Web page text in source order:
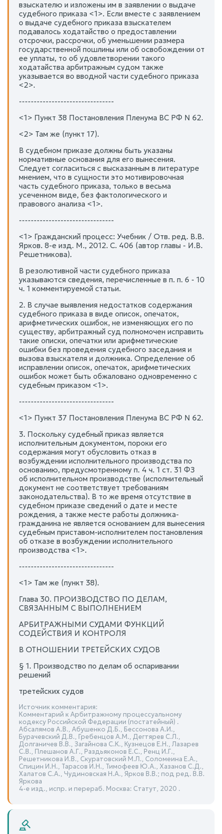
взыскателю и изложены им в заявлении о выдаче
судебного приказа <1>. Если вместе с заявлением
о выдаче судебного приказа взыскателем
подавалось ходатайство о предоставлении
отсрочки, рассрочки, об уменьшении размера
государственной пошлины или об освобождении от
ее уплаты, то об удовлетворении такого
ходатайства арбитражным судом также
указывается во вводной части судебного приказа
<2>.
--------------------------------
<1> Пункт 38 Постановления Пленума ВС РФ N 62.
<2> Там же (пункт 17).
В судебном приказе должны быть указаны
нормативные основания для его вынесения.
Следует согласиться с высказанным в литературе
мнением, что в сущности это мотивировочная
часть судебного приказа, только в весьма
усеченном виде, без фактологического и
правового анализа <1>.
--------------------------------
<1> Гражданский процесс: Учебник / Отв. ред. В.В.
Ярков. 8-е изд. М., 2012. С. 406 (автор главы - И.В.
Решетникова).
В резолютивной части судебного приказа
указываются сведения, перечисленные в п. п. 6 - 10
ч. 1 комментируемой статьи.
2. В случае выявления недостатков содержания
судебного приказа в виде описок, опечаток,
арифметических ошибок, не изменяющих его по
существу, арбитражный суд полномочен исправить
такие описки, опечатки или арифметические
ошибки без проведения судебного заседания и
вызова взыскателя и должника. Определение об
исправлении описок, опечаток, арифметических
ошибок может быть обжаловано одновременно с
судебным приказом <1>.
--------------------------------
<1> Пункт 37 Постановления Пленума ВС РФ N 62.
3. Поскольку судебный приказ является
исполнительным документом, пороки его
содержания могут обусловить отказ в
возбуждении исполнительного производства по
основанию, предусмотренному п. 4 ч. 1 ст. 31 ФЗ
об исполнительном производстве (исполнительный
документ не соответствует требованиям
законодательства). В то же время отсутствие в
судебном приказе сведений о дате и месте
рождения, а также месте работы должника-
гражданина не является основанием для вынесения
судебным приставом-исполнителем постановления
об отказе в возбуждении исполнительного
производства <1>.
--------------------------------
<1> Там же (пункт 38).
Глава 30. ПРОИЗВОДСТВО ПО ДЕЛАМ,
СВЯЗАННЫМ С ВЫПОЛНЕНИЕМ
АРБИТРАЖНЫМИ СУДАМИ ФУНКЦИЙ
СОДЕЙСТВИЯ И КОНТРОЛЯ
В ОТНОШЕНИИ ТРЕТЕЙСКИХ СУДОВ
§ 1. Производство по делам об оспаривании
решений
третейских судов
Источник комментария:
Комментарий к Арбитражному процессуальному
кодексу Российской Федерации (постатейный) .
Абсалямов А.В., Абушенко Д.Б., Бессонова А.И.,
Бурачевский Д.В., Гребенцов А.М., Дегтярев С.Л.,
Долганичев В.В., Загайнова С.К., Кузнецов Е.Н., Лазарев
С.В., Плешанов А.Г., Раздьяконов Е.С., Ренц И.Г.,
Решетникова И.В., Скуратовский М.Л., Соломеина Е.А.,
Спицин И.Н., Тарасов И.Н., Тимофеев Ю.А., Хазанов С.Д.,
Халатов С.А., Чудиновская Н.А., Ярков В.В.; под ред. В.В.
Яркова
4-е изд., испр. и перераб. Москва: Статут, 2020 .